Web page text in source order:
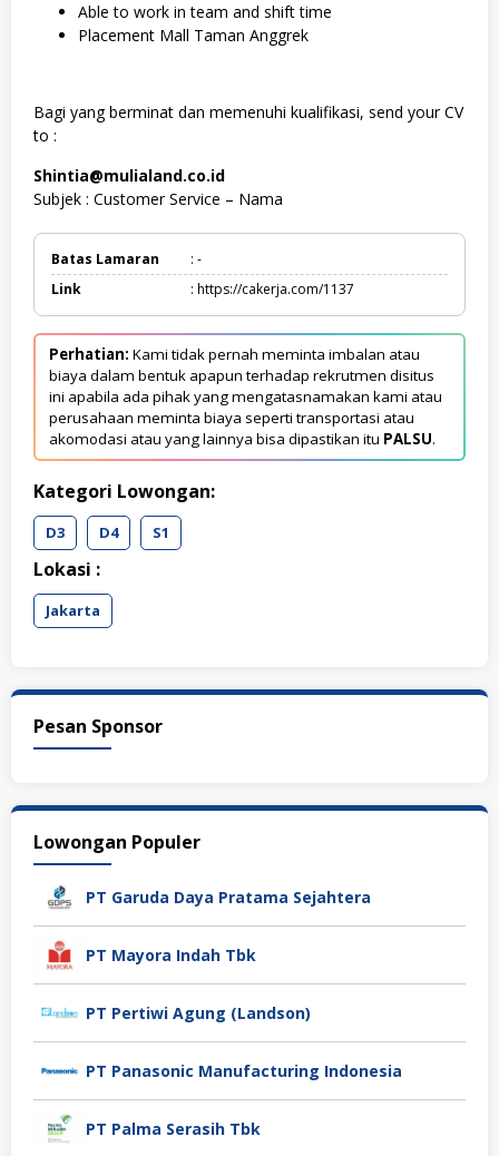
Able to work in team and shift time
Placement Mall Taman Anggrek
Bagi yang berminat dan memenuhi kualifikasi, send your CV
to :
Shintia@mulialand.co.id
Subjek : Customer Service – Nama
Batas Lamaran
: -
Link
: https://cakerja.com/1137
Perhatian: Kami tidak pernah meminta imbalan atau
biaya dalam bentuk apapun terhadap rekrutmen disitus
ini apabila ada pihak yang mengatasnamakan kami atau
perusahaan meminta biaya seperti transportasi atau
akomodasi atau yang lainnya bisa dipastikan itu PALSU.
Kategori Lowongan:
D3 D4 S1
Lokasi :
Jakarta
Pesan Sponsor
Lowongan Populer
PT Garuda Daya Pratama Sejahtera
PT Mayora Indah Tbk
PT Pertiwi Agung (Landson)
PT Panasonic Manufacturing Indonesia
PT Palma Serasih Tbk